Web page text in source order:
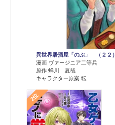
異世界居酒屋「のぶ」 （２２）
漫画 ヴァージニア二等兵
原作 蝉川 夏哉
キャラクター原案 転
2位